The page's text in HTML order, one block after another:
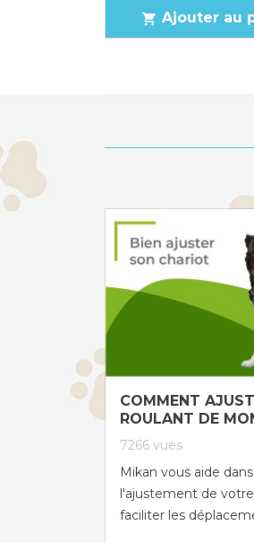
shopping_cart Ajouter au
COMMENT
ROULANT DE
7266 vues
Mikan vous aide
l'ajustement de
faciliter les